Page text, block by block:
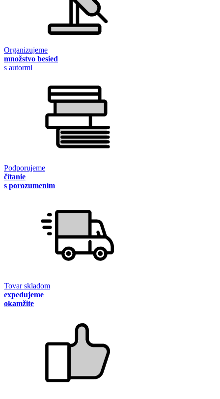
Organizujeme
množstvo besied
s autormi
Podporujeme
čítanie
s porozumením
Tovar skladom
expedujeme
okamžite